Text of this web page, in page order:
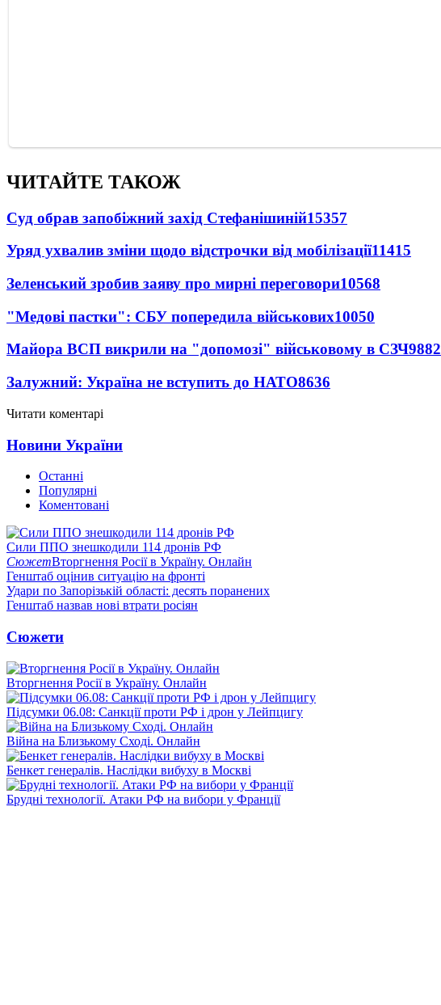
ЧИТАЙТЕ ТАКОЖ
Суд обрав запобіжний захід Стефанішиній15357
Уряд ухвалив зміни щодо відстрочки від мобілізації11415
Зеленський зробив заяву про мирні переговори10568
"Медові пастки": СБУ попередила військових10050
Майора ВСП викрили на "допомозі" військовому в СЗЧ9882
Залужний: Україна не вступить до НАТО8636
Читати коментарі
Новини України
Останні
Популярні
Коментовані
Сили ППО знешкодили 114 дронів РФ
СюжетВторгнення Росії в Україну. Онлайн
Генштаб оцінив ситуацію на фронті
Удари по Запорізькій області: десять поранених
Генштаб назвав нові втрати росіян
Сюжети
Вторгнення Росії в Україну. Онлайн
Підсумки 06.08: Санкції проти РФ і дрон у Лейпцигу
Війна на Близькому Сході. Онлайн
Бенкет генералів. Наслідки вибуху в Москві
Брудні технології. Атаки РФ на вибори у Франції